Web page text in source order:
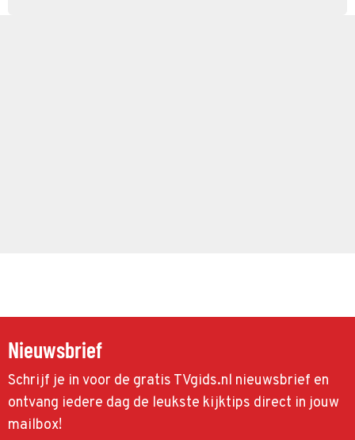
Nieuwsbrief
Schrijf je in voor de gratis TVgids.nl nieuwsbrief en
ontvang iedere dag de leukste kijktips direct in jouw
mailbox!